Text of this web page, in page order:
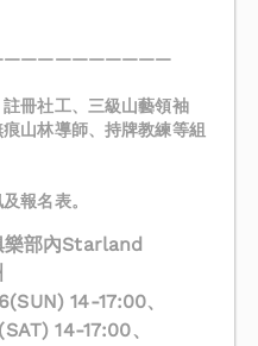
冊社工、三級山藝領袖
山林導師、持牌教練等組
報名表。
樂部內Starland
14-17:00、
14-17:00、